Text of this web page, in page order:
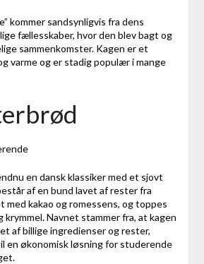
kommer sandsynligvis fra dens
fællesskaber, hvor den blev bagt og
sammenkomster. Kagen er et
varme og er stadig populær i mange
en dansk klassiker med et sjovt
af en bund lavet af rester fra
med kakao og romessens, og toppes
krymmel. Navnet stammer fra, at kagen
af billige ingredienser og rester,
en økonomisk løsning for studerende